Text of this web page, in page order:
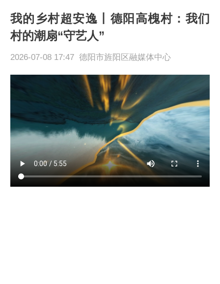
我的乡村超安逸丨德阳高槐村：我们
村的潮扇“守艺人”
2026-07-08 17:47 德阳市旌阳区融媒体中心